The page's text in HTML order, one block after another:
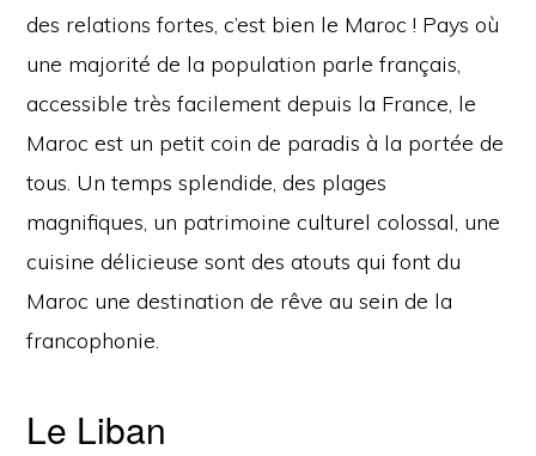
des relations fortes, c’est bien le Maroc ! Pays où
une majorité de la population parle français,
accessible très facilement depuis la France, le
Maroc est un petit coin de paradis à la portée de
tous. Un temps splendide, des plages
magnifiques, un patrimoine culturel colossal, une
cuisine délicieuse sont des atouts qui font du
Maroc une destination de rêve au sein de la
francophonie.
Le Liban